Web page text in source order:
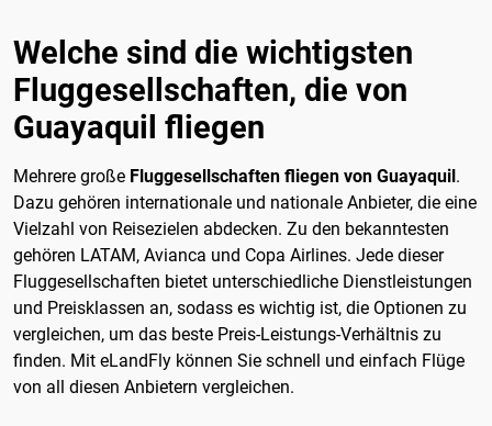
Welche sind die wichtigsten
Fluggesellschaften, die von
Guayaquil fliegen
Mehrere große Fluggesellschaften fliegen von Guayaquil.
Dazu gehören internationale und nationale Anbieter, die eine
Vielzahl von Reisezielen abdecken. Zu den bekanntesten
gehören LATAM, Avianca und Copa Airlines. Jede dieser
Fluggesellschaften bietet unterschiedliche Dienstleistungen
und Preisklassen an, sodass es wichtig ist, die Optionen zu
vergleichen, um das beste Preis-Leistungs-Verhältnis zu
finden. Mit eLandFly können Sie schnell und einfach Flüge
von all diesen Anbietern vergleichen.